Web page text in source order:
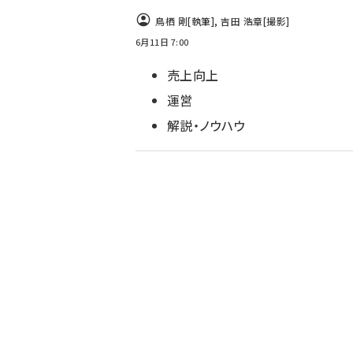
鳥栖 剛[執筆],吉田 浩章[撮影]
6月11日 7:00
売上向上
運営
解説・ノウハウ